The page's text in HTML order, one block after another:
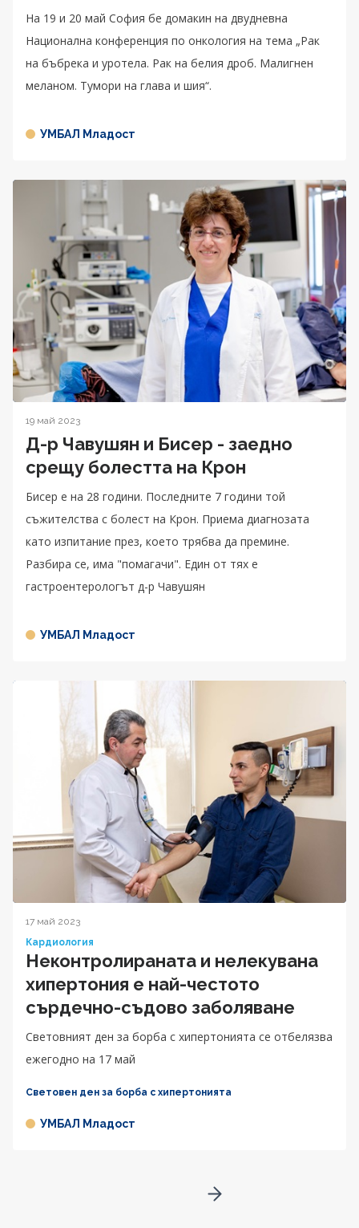
На 19 и 20 май София бе домакин на двудневна
Национална конференция по онкология на тема „Рак
на бъбрека и уротела. Рак на белия дроб. Малигнен
меланом. Тумори на глава и шия“.
УМБАЛ Младост
19 май 2023
Д-р Чавушян и Бисер - заедно
срещу болестта на Крон
Бисер е на 28 години. Последните 7 години той
съжителства с болест на Крон. Приема диагнозата
като изпитание през, което трябва да премине.
Разбира се, има "помагачи". Един от тях е
гастроентерологът д-р Чавушян
УМБАЛ Младост
17 май 2023
Кардиология
Неконтролираната и нелекувана
хипертония е най-честото
сърдечно-съдово заболяване
Световният ден за борба с хипертонията се отбелязва
ежегодно на 17 май
Световен ден за борба с хипертонията
УМБАЛ Младост
Go to next page